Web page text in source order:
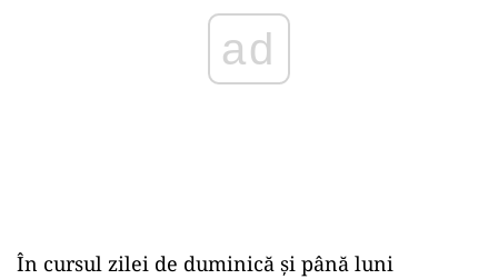
ad
În cursul zilei de duminică şi până luni